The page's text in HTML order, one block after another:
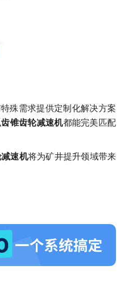
殊需求提供定制化解决方案
锥齿轮减速机都能完美匹配
速机将为矿井提升领域带来